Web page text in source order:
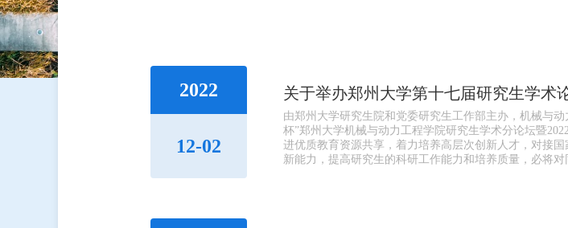
2022
12-02
由郑州大学研究生院和党委研究生工作部主办，机械与
杯”郑州大学机械与动力工程学院研究生学术分论坛暨
进优质教育资源共享，着力培养高层次创新人才，对接
新能力，提高研究生的科研工作能力和培养质量，必将对